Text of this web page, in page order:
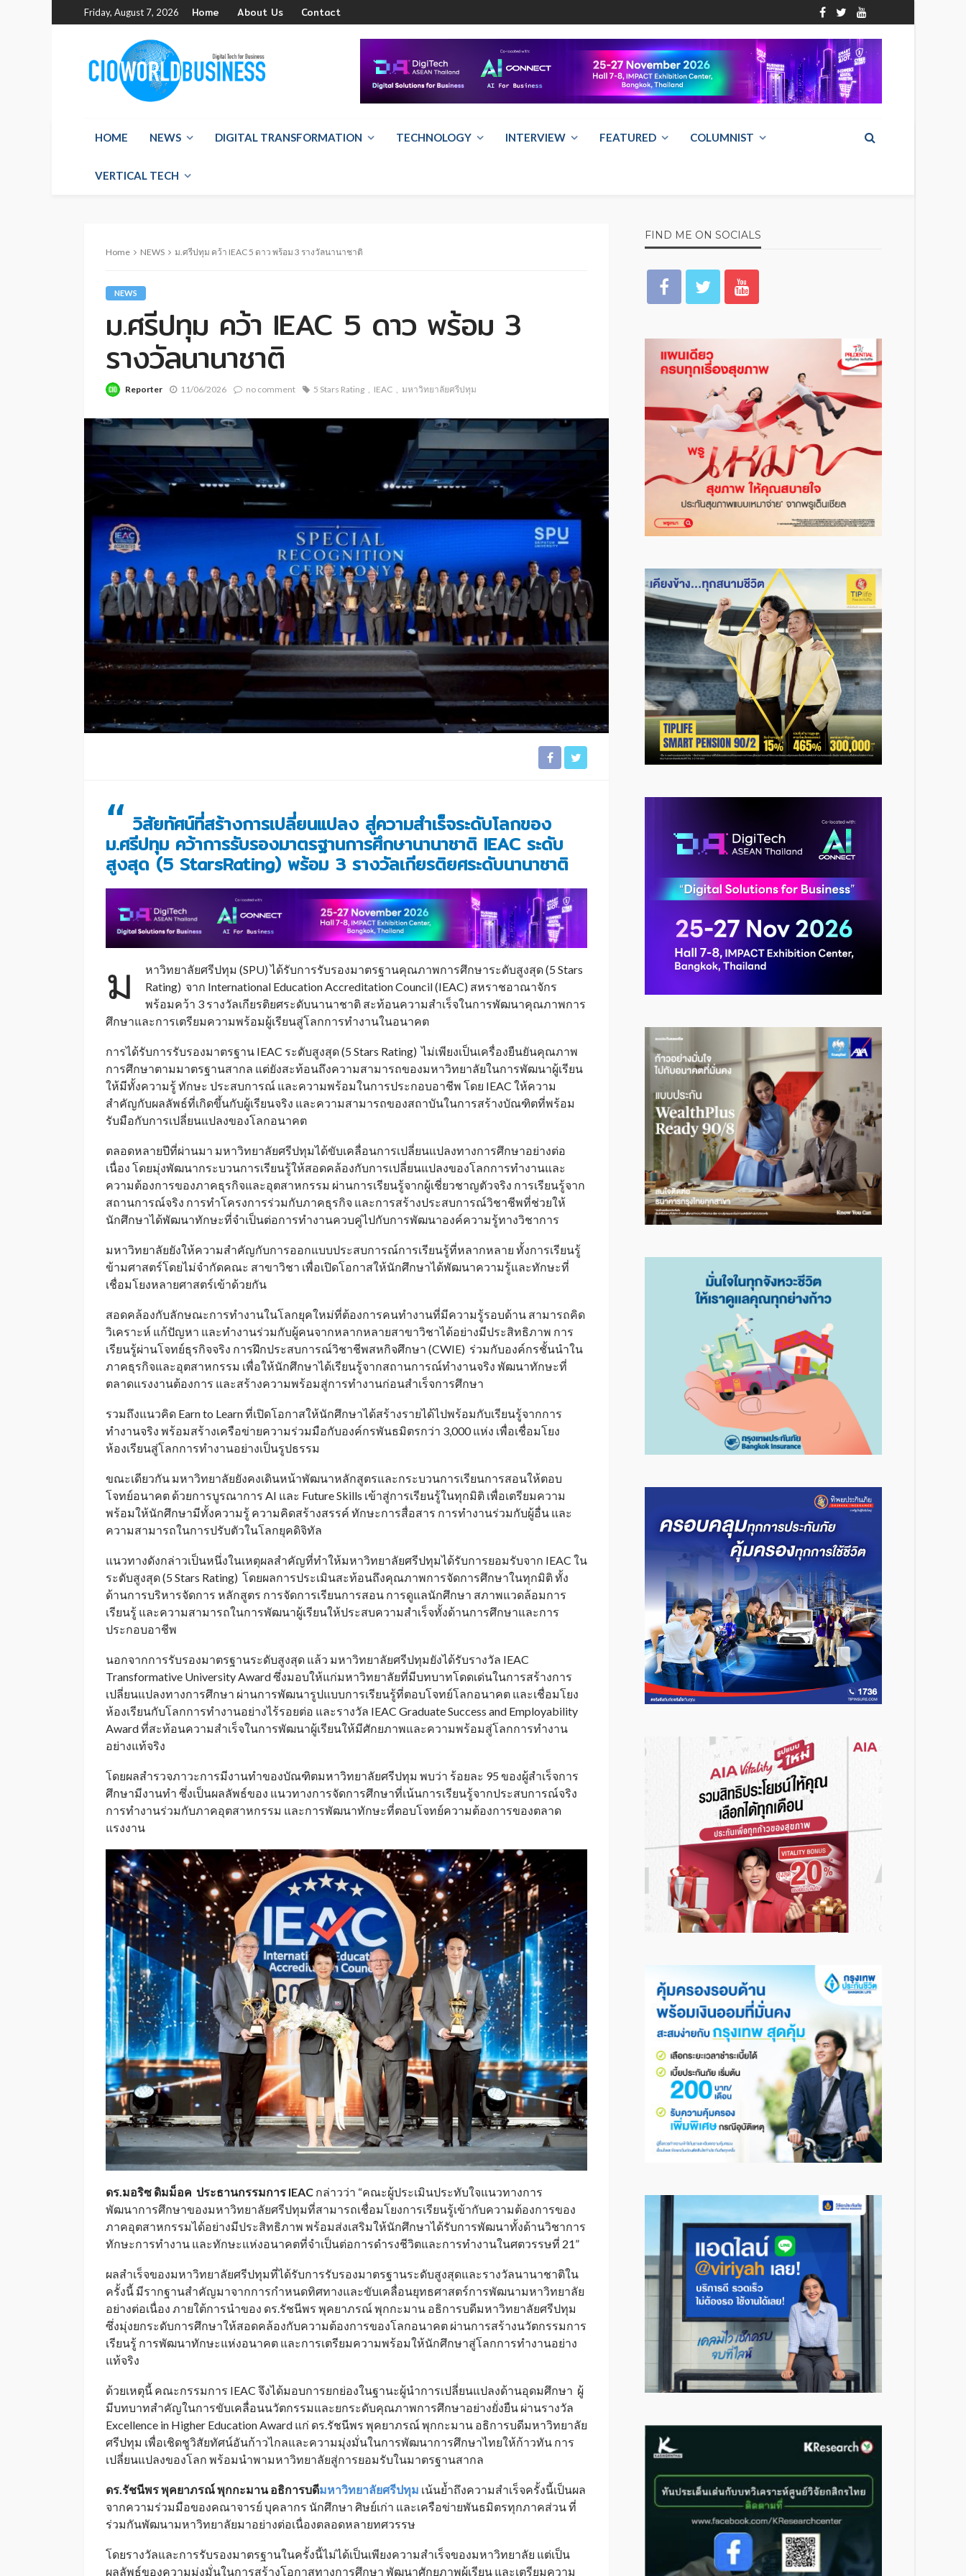
Friday, August 7, 2026 Home About Us Contact
HOME NEWS DIGITAL TRANSFORMATION TECHNOLOGY INTERVIEW FEATURED COLUMNIST
VERTICAL TECH
Home NEWS ม.ศรีปทุม คว้า IEAC 5 ดาว พร้อม 3 รางวัลนานาชาติ
NEWS
ม.ศรีปทุม คว้า IEAC 5 ดาว พร้อม 3
รางวัลนานาชาติ
Reporter 11/06/2026 no comment 5 Stars Rating IEAC มหาวิทยาลัยศรีปทุม
“ วิสัยทัศน์ที่สร้างการเปลี่ยนแปลง สู่ความสำเร็จระดับโลกของ
ม.ศรีปทุม คว้าการรับรองมาตรฐานการศึกษานานาชาติ IEAC ระดับ
สูงสุด (5 StarsRating) พร้อม 3 รางวัลเกียรติยศระดับนานาชาติ
ม
หาวิทยาลัยศรีปทุม (SPU) ได้รับการรับรองมาตรฐานคุณภาพการศึกษาระดับสูงสุด (5 Stars
Rating) จาก International Education Accreditation Council (IEAC) สหราชอาณาจักร
พร้อมคว้า 3 รางวัลเกียรติยศระดับนานาชาติ สะท้อนความสำเร็จในการพัฒนาคุณภาพการ
ศึกษาและการเตรียมความพร้อมผู้เรียนสู่โลกการทำงานในอนาคต
การได้รับการรับรองมาตรฐาน IEAC ระดับสูงสุด (5 Stars Rating) ไม่เพียงเป็นเครื่องยืนยันคุณภาพ
การศึกษาตามมาตรฐานสากล แต่ยังสะท้อนถึงความสามารถของมหาวิทยาลัยในการพัฒนาผู้เรียน
ให้มีทั้งความรู้ ทักษะ ประสบการณ์ และความพร้อมในการประกอบอาชีพ โดย IEAC ให้ความ
สำคัญกับผลลัพธ์ที่เกิดขึ้นกับผู้เรียนจริง และความสามารถของสถาบันในการสร้างบัณฑิตที่พร้อม
รับมือกับการเปลี่ยนแปลงของโลกอนาคต
ตลอดหลายปีที่ผ่านมา มหาวิทยาลัยศรีปทุมได้ขับเคลื่อนการเปลี่ยนแปลงทางการศึกษาอย่างต่อ
เนื่อง โดยมุ่งพัฒนากระบวนการเรียนรู้ให้สอดคล้องกับการเปลี่ยนแปลงของโลกการทำงานและ
ความต้องการของภาคธุรกิจและอุตสาหกรรม ผ่านการเรียนรู้จากผู้เชี่ยวชาญตัวจริง การเรียนรู้จาก
สถานการณ์จริง การทำโครงการร่วมกับภาคธุรกิจ และการสร้างประสบการณ์วิชาชีพที่ช่วยให้
นักศึกษาได้พัฒนาทักษะที่จำเป็นต่อการทำงานควบคู่ไปกับการพัฒนาองค์ความรู้ทางวิชาการ
มหาวิทยาลัยยังให้ความสำคัญกับการออกแบบประสบการณ์การเรียนรู้ที่หลากหลาย ทั้งการเรียนรู้
ข้ามศาสตร์โดยไม่จำกัดคณะ สาขาวิชา เพื่อเปิดโอกาสให้นักศึกษาได้พัฒนาความรู้และทักษะที่
เชื่อมโยงหลายศาสตร์เข้าด้วยกัน
สอดคล้องกับลักษณะการทำงานในโลกยุคใหม่ที่ต้องการคนทำงานที่มีความรู้รอบด้าน สามารถคิด
วิเคราะห์ แก้ปัญหา และทำงานร่วมกับผู้คนจากหลากหลายสาขาวิชาได้อย่างมีประสิทธิภาพ การ
เรียนรู้ผ่านโจทย์ธุรกิจจริง การฝึกประสบการณ์วิชาชีพสหกิจศึกษา (CWIE) ร่วมกับองค์กรชั้นนำใน
ภาคธุรกิจและอุตสาหกรรม เพื่อให้นักศึกษาได้เรียนรู้จากสถานการณ์ทำงานจริง พัฒนาทักษะที่
ตลาดแรงงานต้องการ และสร้างความพร้อมสู่การทำงานก่อนสำเร็จการศึกษา
รวมถึงแนวคิด Earn to Learn ที่เปิดโอกาสให้นักศึกษาได้สร้างรายได้ไปพร้อมกับเรียนรู้จากการ
ทำงานจริง พร้อมสร้างเครือข่ายความร่วมมือกับองค์กรพันธมิตรกว่า 3,000 แห่ง เพื่อเชื่อมโยง
ห้องเรียนสู่โลกการทำงานอย่างเป็นรูปธรรม
ขณะเดียวกัน มหาวิทยาลัยยังคงเดินหน้าพัฒนาหลักสูตรและกระบวนการเรียนการสอนให้ตอบ
โจทย์อนาคต ด้วยการบูรณาการ AI และ Future Skills เข้าสู่การเรียนรู้ในทุกมิติ เพื่อเตรียมความ
พร้อมให้นักศึกษามีทั้งความรู้ ความคิดสร้างสรรค์ ทักษะการสื่อสาร การทำงานร่วมกับผู้อื่น และ
ความสามารถในการปรับตัวในโลกยุคดิจิทัล
แนวทางดังกล่าวเป็นหนึ่งในเหตุผลสำคัญที่ทำให้มหาวิทยาลัยศรีปทุมได้รับการยอมรับจาก IEAC ใน
ระดับสูงสุด (5 Stars Rating) โดยผลการประเมินสะท้อนถึงคุณภาพการจัดการศึกษาในทุกมิติ ทั้ง
ด้านการบริหารจัดการ หลักสูตร การจัดการเรียนการสอน การดูแลนักศึกษา สภาพแวดล้อมการ
เรียนรู้ และความสามารถในการพัฒนาผู้เรียนให้ประสบความสำเร็จทั้งด้านการศึกษาและการ
ประกอบอาชีพ
นอกจากการรับรองมาตรฐานระดับสูงสุด แล้ว มหาวิทยาลัยศรีปทุมยังได้รับรางวัล IEAC
Transformative University Award ซึ่งมอบให้แก่มหาวิทยาลัยที่มีบทบาทโดดเด่นในการสร้างการ
เปลี่ยนแปลงทางการศึกษา ผ่านการพัฒนารูปแบบการเรียนรู้ที่ตอบโจทย์โลกอนาคต และเชื่อมโยง
ห้องเรียนกับโลกการทำงานอย่างไร้รอยต่อ และรางวัล IEAC Graduate Success and Employability
Award ที่สะท้อนความสำเร็จในการพัฒนาผู้เรียนให้มีศักยภาพและความพร้อมสู่โลกการทำงาน
อย่างแท้จริง
โดยผลสำรวจภาวะการมีงานทำของบัณฑิตมหาวิทยาลัยศรีปทุม พบว่า ร้อยละ 95 ของผู้สำเร็จการ
ศึกษามีงานทำ ซึ่งเป็นผลลัพธ์ของ แนวทางการจัดการศึกษาที่เน้นการเรียนรู้จากประสบการณ์จริง
การทำงานร่วมกับภาคอุตสาหกรรม และการพัฒนาทักษะที่ตอบโจทย์ความต้องการของตลาด
แรงงาน
ดร.มอริซ ดิมม็อค ประธานกรรมการ IEAC กล่าวว่า “คณะผู้ประเมินประทับใจแนวทางการ
พัฒนาการศึกษาของมหาวิทยาลัยศรีปทุมที่สามารถเชื่อมโยงการเรียนรู้เข้ากับความต้องการของ
ภาคอุตสาหกรรมได้อย่างมีประสิทธิภาพ พร้อมส่งเสริมให้นักศึกษาได้รับการพัฒนาทั้งด้านวิชาการ
ทักษะการทำงาน และทักษะแห่งอนาคตที่จำเป็นต่อการดำรงชีวิตและการทำงานในศตวรรษที่ 21”
ผลสำเร็จของมหาวิทยาลัยศรีปทุมที่ได้รับการรับรองมาตรฐานระดับสูงสุดและรางวัลนานาชาติใน
ครั้งนี้ มีรากฐานสำคัญมาจากการกำหนดทิศทางและขับเคลื่อนยุทธศาสตร์การพัฒนามหาวิทยาลัย
อย่างต่อเนื่อง ภายใต้การนำของ ดร.รัชนีพร พุคยาภรณ์ พุกกะมาน อธิการบดีมหาวิทยาลัยศรีปทุม
ซึ่งมุ่งยกระดับการศึกษาให้สอดคล้องกับความต้องการของโลกอนาคต ผ่านการสร้างนวัตกรรมการ
เรียนรู้ การพัฒนาทักษะแห่งอนาคต และการเตรียมความพร้อมให้นักศึกษาสู่โลกการทำงานอย่าง
แท้จริง
ด้วยเหตุนี้ คณะกรรมการ IEAC จึงได้มอบการยกย่องในฐานะผู้นำการเปลี่ยนแปลงด้านอุดมศึกษา ผู้
มีบทบาทสำคัญในการขับเคลื่อนนวัตกรรมและยกระดับคุณภาพการศึกษาอย่างยั่งยืน ผ่านรางวัล
Excellence in Higher Education Award แก่ ดร.รัชนีพร พุคยาภรณ์ พุกกะมาน อธิการบดีมหาวิทยาลัย
ศรีปทุม เพื่อเชิดชูวิสัยทัศน์อันก้าวไกลและความมุ่งมั่นในการพัฒนาการศึกษาไทยให้ก้าวทัน การ
เปลี่ยนแปลงของโลก พร้อมนำพามหาวิทยาลัยสู่การยอมรับในมาตรฐานสากล
ดร.รัชนีพร พุคยาภรณ์ พุกกะมาน อธิการบดีมหาวิทยาลัยศรีปทุม เน้นย้ำถึงความสำเร็จครั้งนี้เป็นผล
จากความร่วมมือของคณาจารย์ บุคลากร นักศึกษา ศิษย์เก่า และเครือข่ายพันธมิตรทุกภาคส่วน ที่
ร่วมกันพัฒนามหาวิทยาลัยมาอย่างต่อเนื่องตลอดหลายทศวรรษ
โดยรางวัลและการรับรองมาตรฐานในครั้งนี้ไม่ได้เป็นเพียงความสำเร็จของมหาวิทยาลัย แต่เป็น
ผลลัพธ์ของความมุ่งมั่นในการสร้างโอกาสทางการศึกษา พัฒนาศักยภาพผู้เรียน และเตรียมความ
FIND ME ON SOCIALS